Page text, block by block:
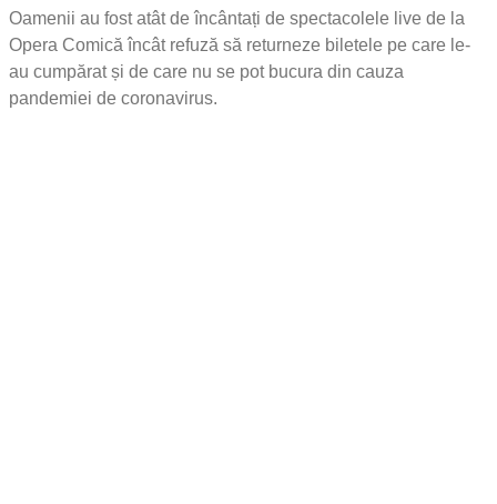
Oamenii au fost atât de încântați de spectacolele live de la
Opera Comică încât refuză să returneze biletele pe care le-
au cumpărat și de care nu se pot bucura din cauza
pandemiei de coronavirus.